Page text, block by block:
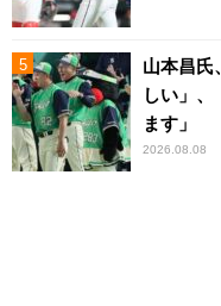
山本昌氏
しい」
ます」
2026.08.08